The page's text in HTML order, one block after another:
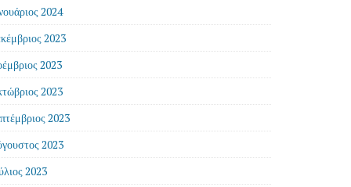
2024
2023
2023
2023
2023
2023
2023